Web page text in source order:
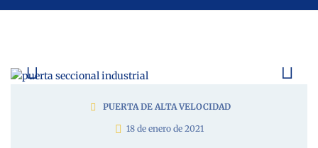
PUERTA DE ALTA VELOCIDAD
18 de enero de 2021